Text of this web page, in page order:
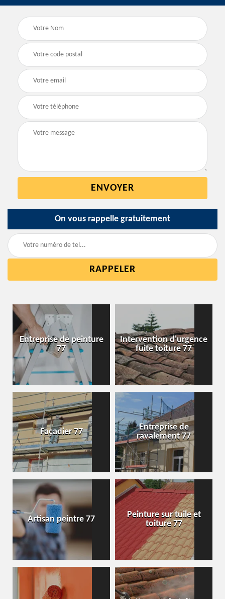
On vous rappelle gratuitement
Entreprise de peinture
77
Intervention d'urgence
fuite toiture 77
Façadier 77
Entreprise de
ravalement 77
Artisan peintre 77
Peinture sur tuile et
toiture 77